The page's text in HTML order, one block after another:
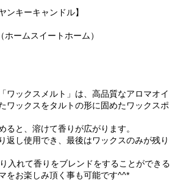
ンキーキャンドル】
ームスイートホーム）
ワックスメルト」は、高品質なアロマオイ
ワックスをタルトの形に固めたワックスポ
ると、溶けて香りが広がります。
返し使用でき、最後はワックスのみが残り
入れて香りをブレンドをすることができる
をお楽しみ頂く事も可能です^^*